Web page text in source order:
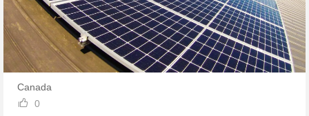
Canada
 0